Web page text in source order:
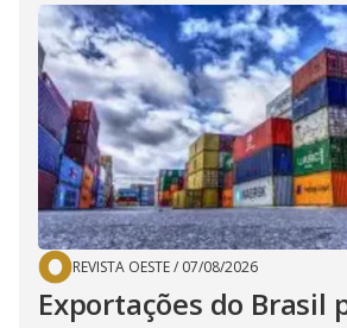
REVISTA OESTE/ 07/08/2026
Exportações do Brasil